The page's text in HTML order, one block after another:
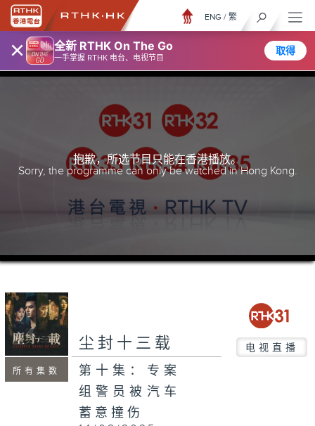
× 全新 RTHK On The Go
一手掌握 RTHK 电台、电视节目
取得
ENG / 繁
抱歉，所选节目只能在香港播放。
Sorry, the programme can only be watched in Hong Kong.
所有集数
尘封十三载 电视直播
第十集：专案
组警员被汽车
蓄意撞伤